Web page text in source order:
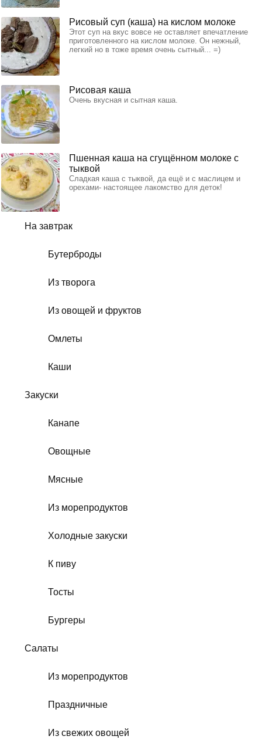
На завтрак
Бутерброды
Из творога
Из овощей и фруктов
Омлеты
Каши
Закуски
Канапе
Овощные
Мясные
Из морепродуктов
Холодные закуски
К пиву
Тосты
Бургеры
Салаты
Из морепродуктов
Праздничные
Из свежих овощей
Рисовый суп (каша) на кислом молоке
Этот суп на вкус вовсе не оставляет впечатление
приготовленного на кислом молоке. Он нежный,
легкий но в тоже время очень сытный... =)
Рисовая каша
Очень вкусная и сытная каша.
Пшенная каша на сгущённом молоке с
тыквой
Сладкая каша с тыквой, да ещё и с маслицем и
орехами- настоящее лакомство для деток!